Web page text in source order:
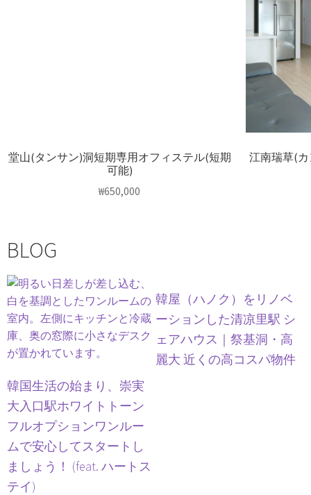
堂山(タンサン)洞短期専用オフィステル(短期
可能)
₩650,000
江南瑞草(
BLOG
韓国生活の始まり、崇実
大入口駅ホワイトトーン
フルオプションワンルー
ムで安心してスタートし
ましょう！ (feat. ハートス
テイ)
韓屋（ハノク）をリノベ
ーションした清凉里駅 シ
ェアハウス｜祭基洞・高
麗大 近くの高コスパ物件